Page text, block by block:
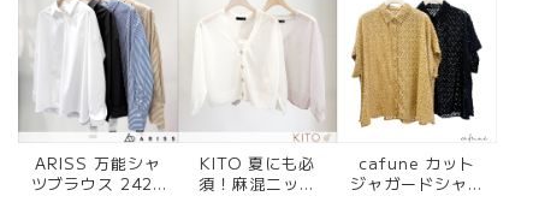
ARISS 万能シャ
ツブラウス 242V
KITO 夏にも必
須！麻混ニット
cafune カット
ジャガードシャツ